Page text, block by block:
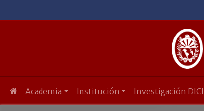
Academia Institución Investigación